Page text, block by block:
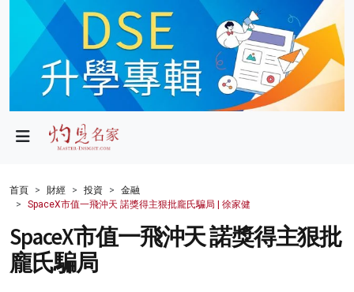
政局
財經
生活
健康
商業
首頁 財經 投資
金融
SpaceX市值一飛沖天 諾獎得主狠批龐氏騙局 | 徐家健
SpaceX市值一飛沖天 諾獎得主狠批
龐氏騙局